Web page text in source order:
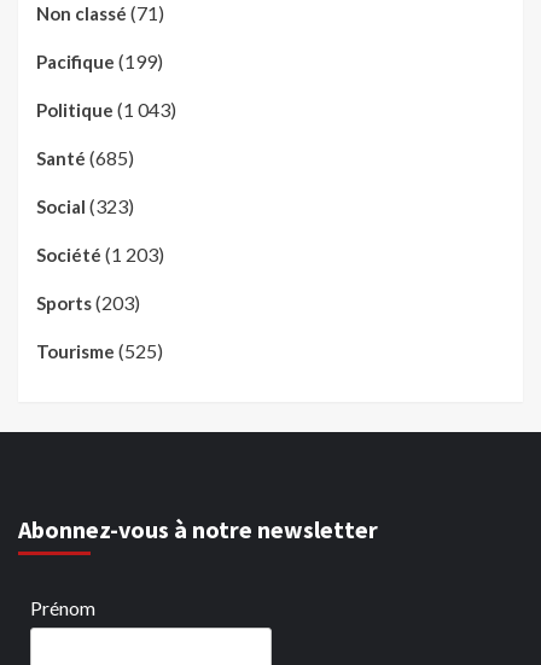
Non classé (71)
Pacifique (199)
Politique (1 043)
Santé (685)
Social (323)
Société (1 203)
Sports(203)
Tourisme (525)
Abonnez-vous à notre newsletter
Prénom